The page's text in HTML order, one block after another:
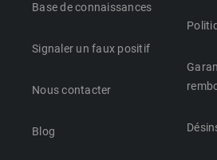
Base de connaissances
Signaler un faux positif
Nous contacter
Blog